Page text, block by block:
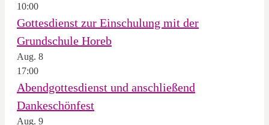
10:00
Gottesdienst zur Einschulung mit der
Grundschule Horeb
Aug. 8
17:00
Abendgottesdienst und anschließend
Dankeschönfest
Aug. 9